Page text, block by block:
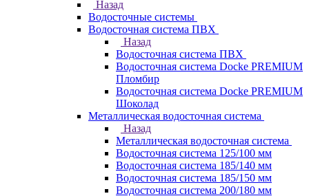
Назад
Водосточные системы
Водосточная система ПВХ
Назад
Водосточная система ПВХ
Водосточная система Docke PREMIUM
Пломбир
Водосточная система Docke PREMIUM
Шоколад
Металлическая водосточная система
Назад
Металлическая водосточная система
Водосточная система 125/100 мм
Водосточная система 185/140 мм
Водосточная система 185/150 мм
Водосточная система 200/180 мм